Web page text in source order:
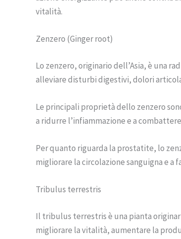
vitalità.
Zenzero (Ginger root)
Lo zenzero, originario dell’Asia, è una
alleviare disturbi digestivi, dolori
Le principali proprietà dello zenzero
a ridurre l’infiammazione e a
Per quanto riguarda la prostatite, lo
migliorare la circolazione sanguigna e
Tribulus terrestris
Il tribulus terrestris è una pianta
migliorare la vitalità, aumentare la